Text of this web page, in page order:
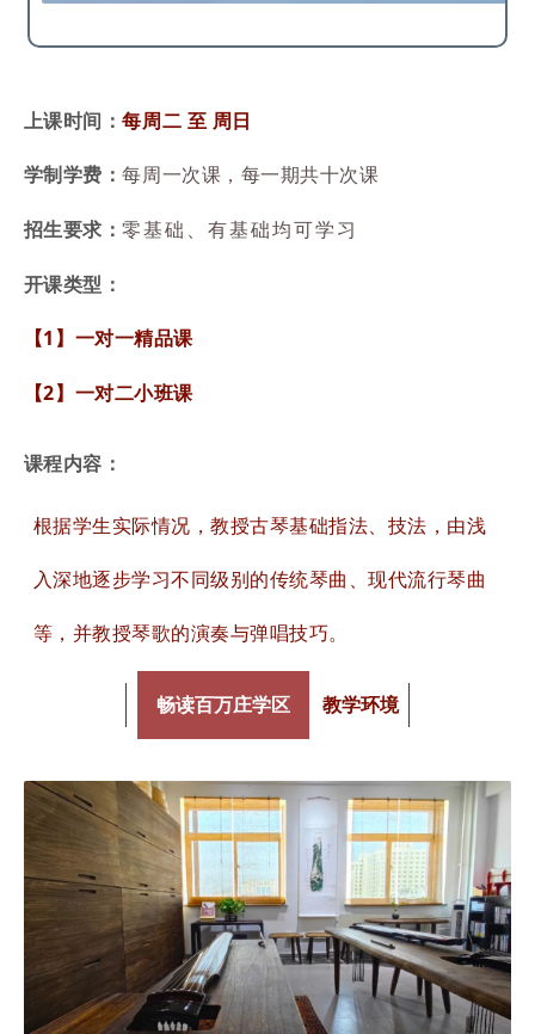
上课时间 ：每周二 至 周日
学制学费：每周一次课，每一期共十次课
招生要求：零基础、有基础均可学习
开课类型：
【1】一对一精品课
【2】一对二小班课
课程内容：
根据学生实际情况，教授古琴基础指法、技法，由浅
入深地逐步学习不同级别的传统琴曲、现代流行琴曲
等，并教授琴歌的演奏与弹唱技巧。
畅读百万庄学区 教学环境